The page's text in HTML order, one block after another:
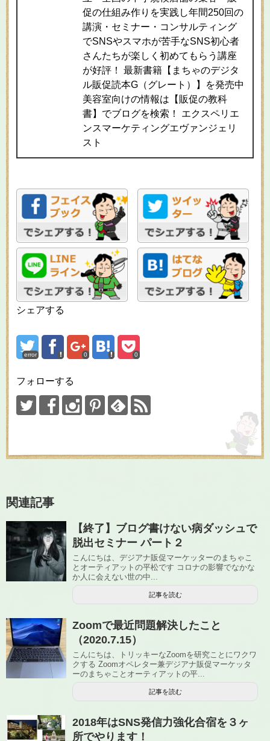
促の仕組み作りを実践し年間250回の
講演・セミナー・コンサルティング
でSNSやスマホが苦手なSNS初心者
さんたちが楽しく初めてもらう講座
が好評！ 最新書籍【まちゃのデジタ
ル販促読本G（グレート）】を発売中
美容室向けの情報は【販促の教科
書】でブログを検索！ エクスペリエ
ンスマーケティングエヴァンジェリ
スト
シェアする
error 0 0
フォローする
関連記事
【終了】ブログ書けない病ダッシュで
脱出セミナー パート２
こんにちは、デジアナ販促マーケッターのまちゃこ
とオーティアットの平松です コロナの影響でなかな
か人に会えない世の中...
記事を読む
Zoomで最近問題解決したこと
（2020.7.15）
こんにちは、トリッキーなZoomを研究ことにワクワ
クする Zoomオペレター兼デジアナ販促マーケッタ
ーのまちゃことオーティアットの平...
記事を読む
2018年はSNS発信力強化合宿を３ヶ
所でやります！